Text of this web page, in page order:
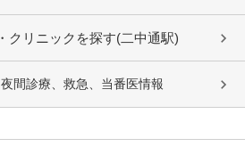
クリニックを探す(二中通駅)
間診療、救急、当番医情報